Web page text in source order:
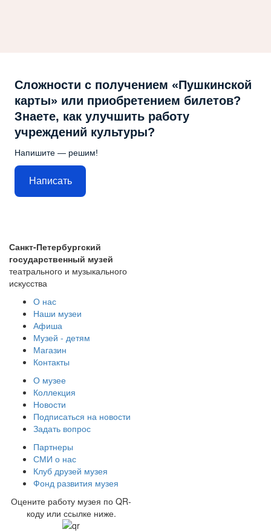
Сложности с получением «Пушкинской
карты» или приобретением билетов?
Знаете, как улучшить работу
учреждений культуры?
Напишите — решим!
Написать
Санкт-Петербургский
государственный музей
театрального и музыкального
искусства
О нас
Наши музеи
Афиша
Музей - детям
Магазин
Контакты
О музее
Коллекция
Новости
Подписаться на новости
Задать вопрос
Партнеры
СМИ о нас
Клуб друзей музея
Фонд развития музея
Оцените работу музея по QR-
коду или ссылке ниже.